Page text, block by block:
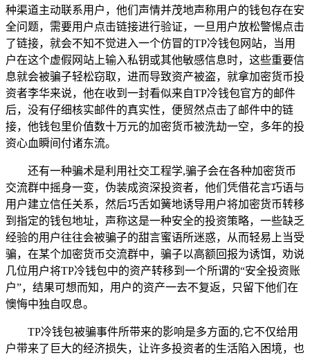
种渠道主动联系用户，他们声情并茂地声称用户的钱包存在安
全问题，需要用户点击链接进行验证，一旦用户放松警惕点击
了链接，就会不知不觉进入一个仿冒的TP冷钱包网站，当用
户在这个虚假网站上输入私钥或其他敏感信息时，这些重要信
息就会被骗子轻松窃取，进而导致资产被盗，就拿加密货币投
资者李华来说，他在收到一封看似来自TP冷钱包官方的邮件
后，没有仔细核实邮件的真实性，便贸然点击了邮件中的链
接，他钱包里价值数十万元的加密货币被洗劫一空，多年的投
资心血瞬间付诸东流。
还有一种骗术是利用社交工程学,骗子会在各种加密货币
交流群中摇身一变，伪装成资深投资者，他们凭借花言巧语与
用户建立信任关系，然后巧舌如簧地诱导用户将加密货币转移
到指定的钱包地址，声称这是一种安全的投资策略，一些缺乏
经验的用户往往会被骗子的甜言蜜语所迷惑，从而轻易上当受
骗，在某个加密货币交流群中，骗子以高额回报为诱饵，劝说
几位用户将TP冷钱包中的资产转移到一个所谓的“安全投资账
户”，结果可想而知，用户的资产一去不复返，只留下他们在
懊悔中独自叹息。
TP冷钱包被骗事件所带来的影响是多方面的,它不仅给用
户带来了巨大的经济损失，让许多投资者的生活陷入困境，也